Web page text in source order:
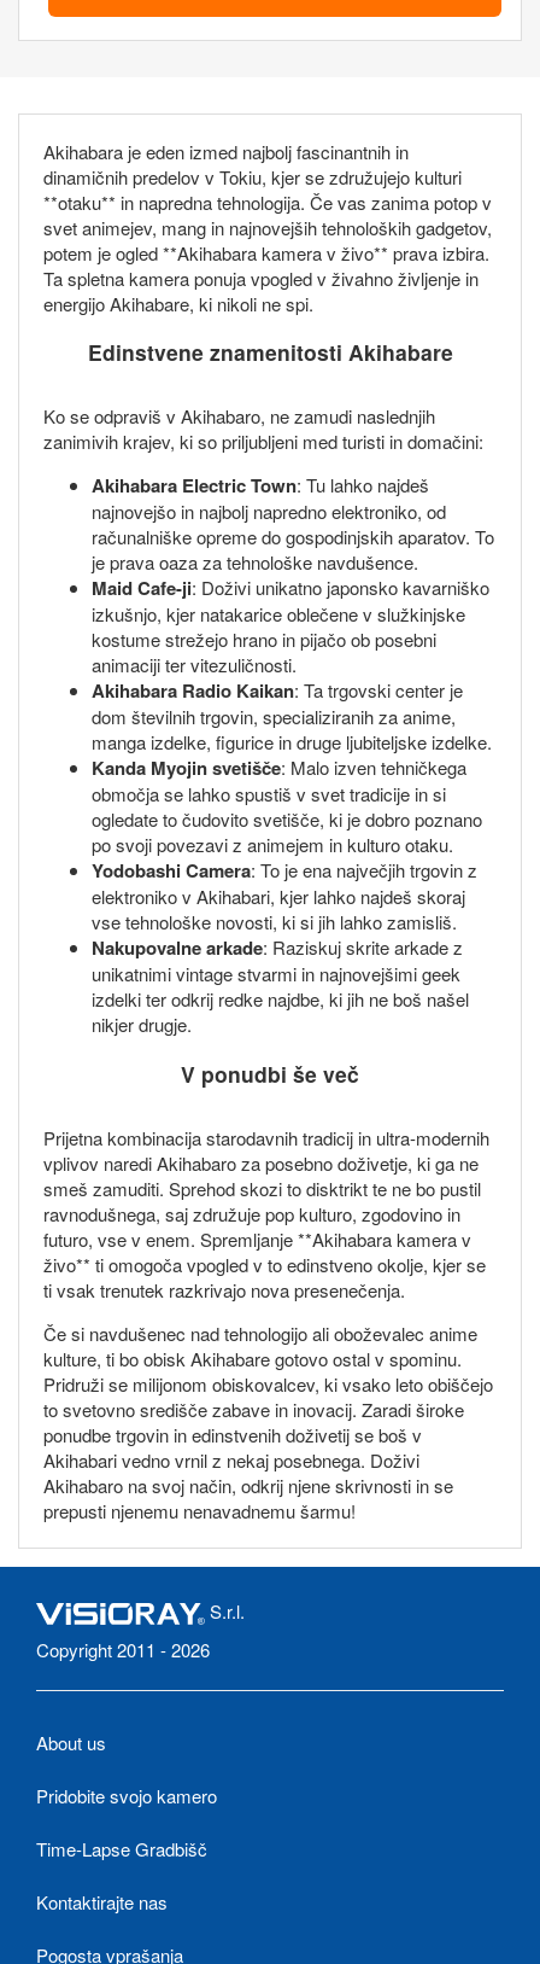
Akihabara je eden izmed najbolj fascinantnih in
dinamičnih predelov v Tokiu, kjer se združujejo kulturi
**otaku** in napredna tehnologija. Če vas zanima potop v
svet animejev, mang in najnovejših tehnoloških gadgetov,
potem je ogled **Akihabara kamera v živo** prava izbira.
Ta spletna kamera ponuja vpogled v živahno življenje in
energijo Akihabare, ki nikoli ne spi.
Edinstvene znamenitosti Akihabare
Ko se odpraviš v Akihabaro, ne zamudi naslednjih
zanimivih krajev, ki so priljubljeni med turisti in domačini:
Akihabara Electric Town: Tu lahko najdeš
najnovejšo in najbolj napredno elektroniko, od
računalniške opreme do gospodinjskih aparatov. To
je prava oaza za tehnološke navdušence.
Maid Cafe-ji: Doživi unikatno japonsko kavarniško
izkušnjo, kjer natakarice oblečene v služkinjske
kostume strežejo hrano in pijačo ob posebni
animaciji ter vitezuličnosti.
Akihabara Radio Kaikan: Ta trgovski center je
dom številnih trgovin, specializiranih za anime,
manga izdelke, figurice in druge ljubiteljske izdelke.
Kanda Myojin svetišče: Malo izven tehničkega
območja se lahko spustiš v svet tradicije in si
ogledate to čudovito svetišče, ki je dobro poznano
po svoji povezavi z animejem in kulturo otaku.
Yodobashi Camera: To je ena največjih trgovin z
elektroniko v Akihabari, kjer lahko najdeš skoraj
vse tehnološke novosti, ki si jih lahko zamisliš.
Nakupovalne arkade: Raziskuj skrite arkade z
unikatnimi vintage stvarmi in najnovejšimi geek
izdelki ter odkrij redke najdbe, ki jih ne boš našel
nikjer drugje.
V ponudbi še več
Prijetna kombinacija starodavnih tradicij in ultra-modernih
vplivov naredi Akihabaro za posebno doživetje, ki ga ne
smeš zamuditi. Sprehod skozi to disktrikt te ne bo pustil
ravnodušnega, saj združuje pop kulturo, zgodovino in
futuro, vse v enem. Spremljanje **Akihabara kamera v
živo** ti omogoča vpogled v to edinstveno okolje, kjer se
ti vsak trenutek razkrivajo nova presenečenja.
Če si navdušenec nad tehnologijo ali oboževalec anime
kulture, ti bo obisk Akihabare gotovo ostal v spominu.
Pridruži se milijonom obiskovalcev, ki vsako leto obiščejo
to svetovno središče zabave in inovacij. Zaradi široke
ponudbe trgovin in edinstvenih doživetij se boš v
Akihabari vedno vrnil z nekaj posebnega. Doživi
Akihabaro na svoj način, odkrij njene skrivnosti in se
prepusti njenemu nenavadnemu šarmu!
S.r.l.
Copyright 2011 - 2026
About us
Pridobite svojo kamero
Time-Lapse Gradbišč
Kontaktirajte nas
Pogosta vprašanja